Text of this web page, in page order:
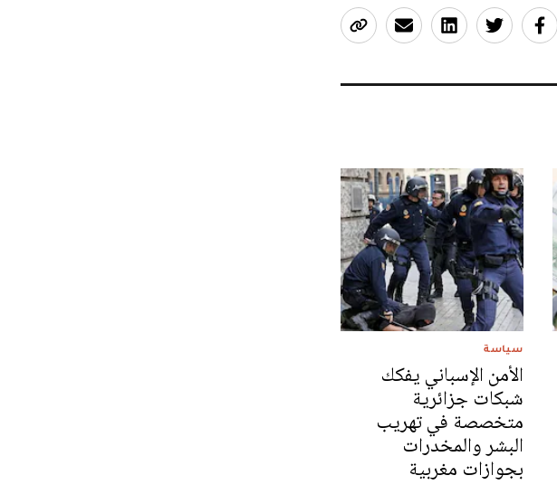
سياسة
الأمن الإسباني يفكك
شبكات جزائرية
متخصصة في تهريب
البشر والمخدرات
بجوازات مغربية